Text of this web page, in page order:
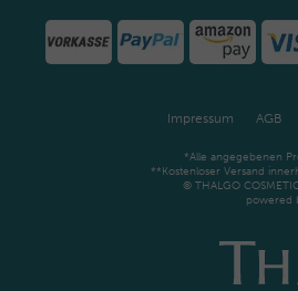
Impressum AGB
*Alle angegebenen
**Kostenloser Versand
© THALGO
powered